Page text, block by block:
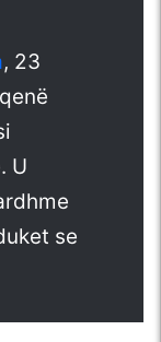
, 23
U
se